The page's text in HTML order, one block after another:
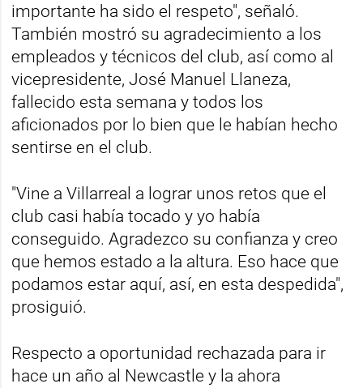
importante ha sido el respeto", señaló.
También mostró su agradecimiento a los
empleados y técnicos del club, así como al
vicepresidente, José Manuel Llaneza,
fallecido esta semana y todos los
aficionados por lo bien que le habían hecho
sentirse en el club.
"Vine a Villarreal a lograr unos retos que el
club casi había tocado y yo había
conseguido. Agradezco su confianza y creo
que hemos estado a la altura. Eso hace que
podamos estar aquí, así, en esta despedida",
prosiguió.
Respecto a oportunidad rechazada para ir
hace un año al Newcastle y la ahora